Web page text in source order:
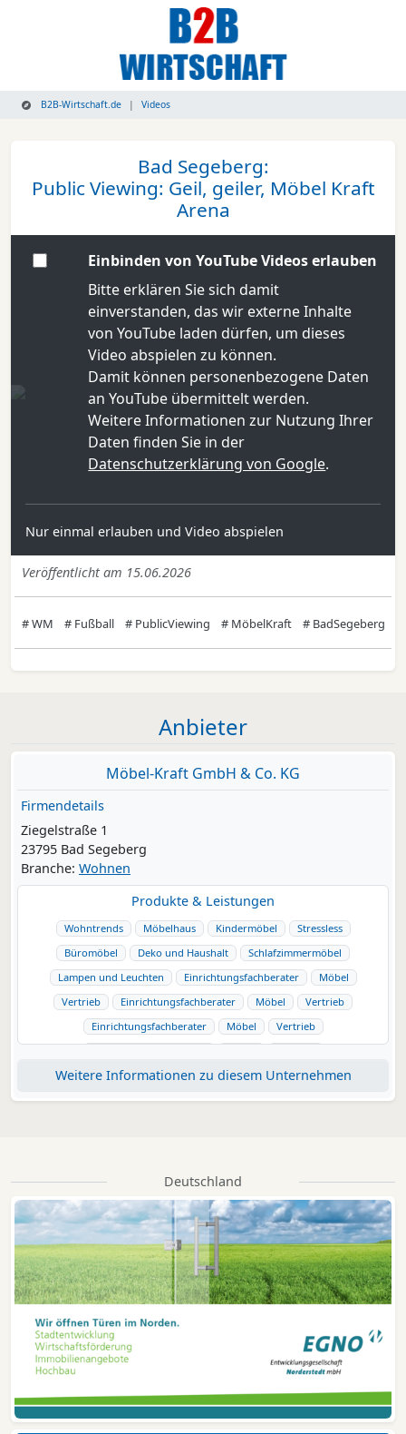
B2B-Wirtschaft.de Videos
Bad Segeberg:
Public Viewing: Geil, geiler, Möbel Kraft
Arena
Einbinden von YouTube Videos erlauben
Bitte erklären Sie sich damit
einverstanden, das wir externe Inhalte
von YouTube laden dürfen, um dieses
Video abspielen zu können.
Damit können personenbezogene Daten
an YouTube übermittelt werden.
Weitere Informationen zur Nutzung Ihrer
Daten finden Sie in der
Datenschutzerklärung von Google.
Nur einmal erlauben und Video abspielen
Veröffentlicht am 15.06.2026
# WM # Fußball # PublicViewing # MöbelKraft # BadSegeberg
Anbieter
Möbel-Kraft GmbH & Co. KG
Firmendetails
Ziegelstraße 1
23795 Bad Segeberg
Branche: Wohnen
Produkte & Leistungen
Wohntrends Möbelhaus Kindermöbel
Stressless
Büromöbel
Deko und Haushalt
Schlafzimmermöbel
Lampen und Leuchten
Einrichtungsfachberater
Möbel
Vertrieb
Einrichtungsfachberater Möbel
Vertrieb
Einrichtungsfachberater
Möbel
Vertrieb
Einrichtungsfachberater
Möbel Vertrieb
Weitere Informationen zu diesem Unternehmen
Deutschland